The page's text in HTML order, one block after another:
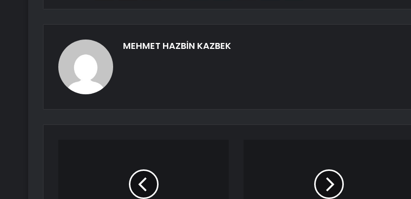
MEHMET HAZBİN KAZBEK